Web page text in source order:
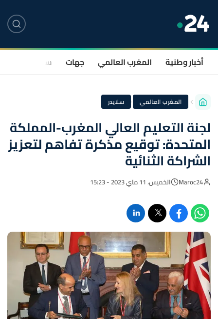
أخبار وطنية المغرب العالمي جهات سياسة
المغرب العالمي · سلايدر
لجنة التعليم العالي المغرب-المملكة
المتحدة: توقيع مذكرة تفاهم لتعزيز
الشراكة الثنائية
Maroc24 الخميس، 11 ماي 2023 - 15:23